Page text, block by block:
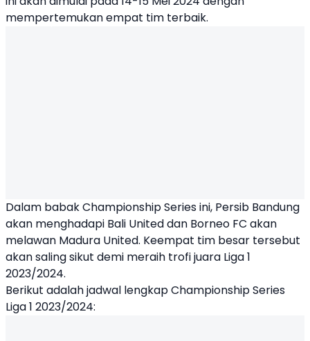
mempertemukan empat tim terbaik.
Dalam babak Championship Series ini, Persib Bandung
akan menghadapi Bali Uniteddan Borneo FC akan
melawan Madura United. Keempat tim besar tersebut
akan saling sikut demi meraih trofi juara Liga 1
2023/2024.
Berikut adalah jadwal lengkap Championship Series
Liga 1 2023/2024: